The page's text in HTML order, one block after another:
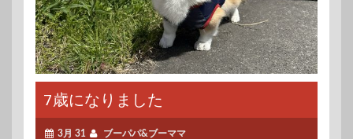
7歳になりました
3月 31 ブーパパ&ブーママ